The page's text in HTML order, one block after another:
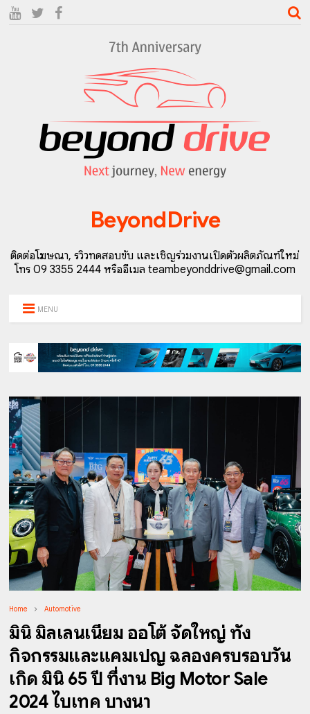
BeyondDrive
ติดต่อโฆษณา, รีวิวทดสอบขับ และเชิญร่วมงานเปิดตัวผลิตภัณฑ์ใหม่
โทร 09 3355 2444 หรืออีเมล teambeyonddrive@gmail.com
MENU
Home Automotive
มินิ มิลเลนเนียม ออโต้ จัดใหญ่ ทั้ง
กิจกรรมและแคมเปญ ฉลองครบรอบวัน
เกิด มินิ 65 ปี ที่งาน Big Motor Sale
2024 ไบเทค บางนา